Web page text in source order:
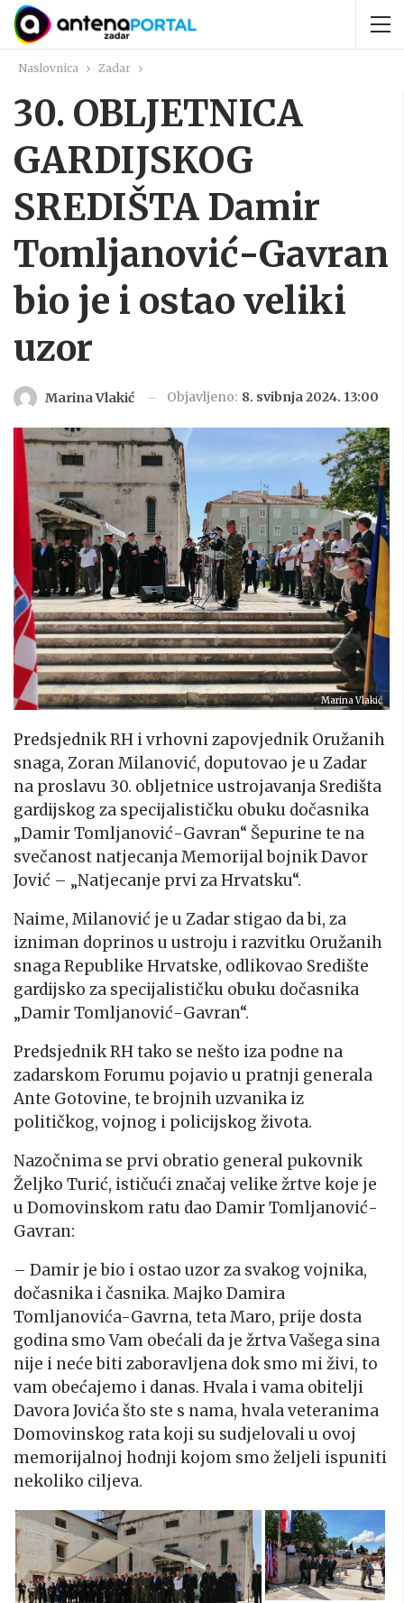
Naslovnica Zadar
30. OBLJETNICA
GARDIJSKOG
SREDIŠTA Damir
Tomljanović-Gavran
bio je i ostao veliki
uzor
Marina Vlakić Objavljeno: 8. svibnja 2024. 13:00
Marina Vlakić
Predsjednik RH i vrhovni zapovjednik Oružanih
snaga, Zoran Milanović, doputovao je u Zadar
na proslavu 30. obljetnice ustrojavanja Središta
gardijskog za specijalističku obuku dočasnika
„Damir Tomljanović-Gavran“ Šepurine te na
svečanost natjecanja Memorijal bojnik Davor
Jović – „Natjecanje prvi za Hrvatsku“.
Naime, Milanović je u Zadar stigao da bi, za
izniman doprinos u ustroju i razvitku Oružanih
snaga Republike Hrvatske, odlikovao Središte
gardijsko za specijalističku obuku dočasnika
„Damir Tomljanović-Gavran“.
Predsjednik RH tako se nešto iza podne na
zadarskom Forumu pojavio u pratnji generala
Ante Gotovine, te brojnih uzvanika iz
političkog, vojnog i policijskog života.
Nazočnima se prvi obratio general pukovnik
Željko Turić, ističući značaj velike žrtve koje je
u Domovinskom ratu dao Damir Tomljanović-
Gavran:
– Damir je bio i ostao uzor za svakog vojnika,
dočasnika i časnika. Majko Damira
Tomljanovića-Gavrna, teta Maro, prije dosta
godina smo Vam obećali da je žrtva Vašega sina
nije i neće biti zaboravljena dok smo mi živi, to
vam obećajemo i danas. Hvala i vama obitelji
Davora Jovića što ste s nama, hvala veteranima
Domovinskog rata koji su sudjelovali u ovoj
memorijalnoj hodnji kojom smo željeli ispuniti
nekoliko ciljeva.